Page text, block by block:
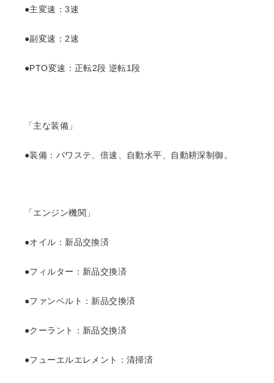
●主変速：3速
●副変速：2速
●PTO変速：正転2段 逆転1段
「主な装備」
●装備：パワステ、倍速、自動水平、自動耕深制御。
「エンジン機関」
●オイル：新品交換済
●フィルター：新品交換済
●ファンベルト：新品交換済
●クーラント：新品交換済
●フューエルエレメント：清掃済